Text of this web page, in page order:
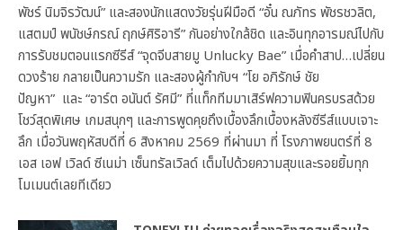
พัชร์ นิมจิรวัฒน์” และสองนักแสดงวัยรุ่นฝีมือดี “อั๋น ณภัทร พัชรชวลิต,
แสตมป์ พนัชษ์กรณ์ ฤกษ์ศิริอารี” กันอย่างใกล้ชิด และอินทุกอารมณ์ไปกับ
การรับชมตอนแรกซีรีส์ “จุดจีบสายมู Unlucky Bae” เมื่อคำสาป…เปลี่ยน
ดวงร้าย กลายเป็นความรัก และสองผู้กำกับฯ “โย อภิรักษ์ ชัย
ปัญหา” และ “อาร์ต อนันต์ รัศมี” ที่แท็กทีมมาเสิร์ฟความฟินครบรสด้วย
โชว์สุดพิเศษ เกมสนุกๆ และการพูดคุยถึงเบื้องลึกเบื้องหลังซีรีส์แบบเจาะ
ลึก เมื่อวันพฤหัสบดีที่ 6 สิงหาคม 2569 ที่ผ่านมา ที่ โรงภาพยนตร์ที่ 8
เอส เอฟ เวิลด์ ซีเนม่า เซ็นทรัลเวิลด์ เต็มไปด้วยความสุขและรอยยิ้มทุก
โมเมนต์เลยทีเดียว